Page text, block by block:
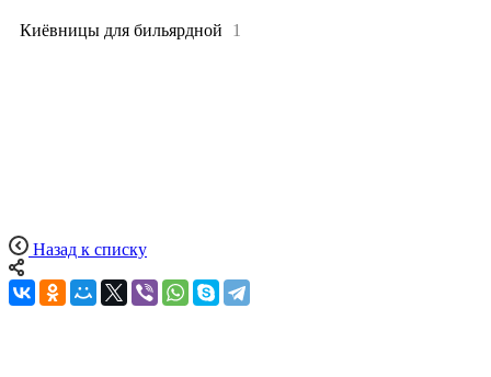
Киёвницы для бильярдной 1
Назад к списку